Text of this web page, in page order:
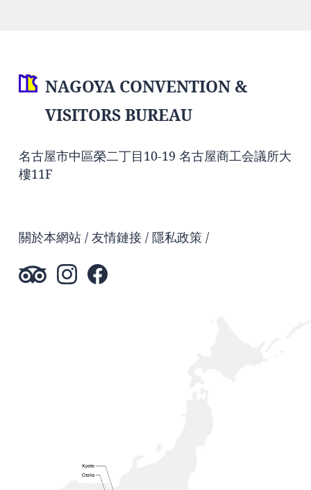
NAGOYA CONVENTION &
VISITORS BUREAU
名古屋市中區榮二丁目10-19 名古屋商工会議所大
樓11F
關於本網站 友情鏈接 隱私政策